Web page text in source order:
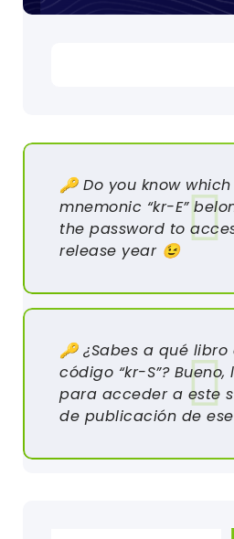
🔑 Do you know
mnemonic “kr-E”
the password to
release year 😉
🔑 ¿Sabes a qué
código “kr-S”?
para acceder a este
de publicación de